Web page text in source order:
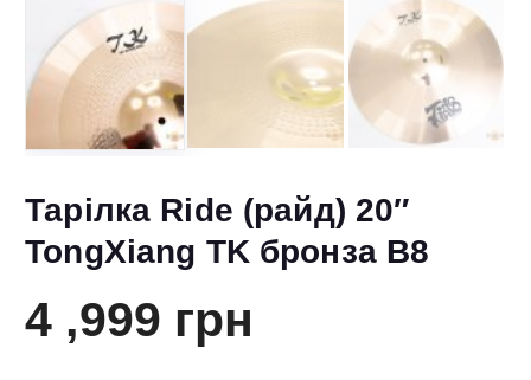
Тарілка Ride (райд) 20″
TongXiang TK бронза B8
4 ,999 грн